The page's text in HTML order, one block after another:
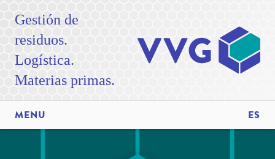
Gestión de
residuos.
Logística.
Materias primas.
MENU ES